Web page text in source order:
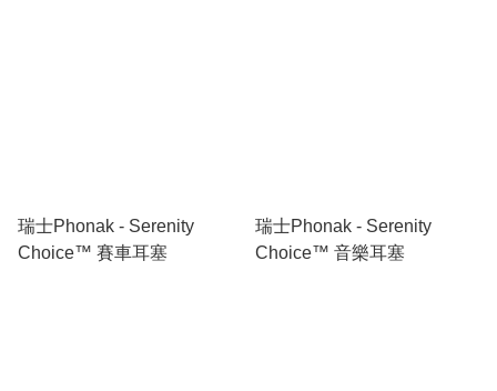
瑞士Phonak - Serenity
Choice™ 賽車耳塞
瑞士Phonak - Serenity
Choice™ 音樂耳塞